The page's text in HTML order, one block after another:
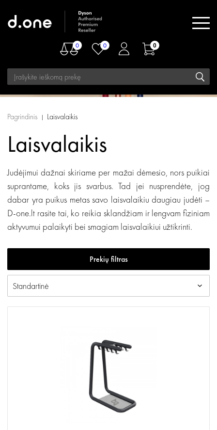
0 0 0
Pagrindinis Laisvalaikis
Laisvalaikis
Judėjimui dažnai skiriame per mažai dėmesio, nors puikiai
suprantame, koks jis svarbus. Tad jei nusprendėte, jog
dabar yra puikus metas savo laisvalaikiu daugiau judėti –
D-one.lt rasite tai, ko reikia sklandžiam ir lengvam fiziniam
aktyvumui palaikyti bei smagiam laisvalaikiui užtikrinti.
Prekių filtras